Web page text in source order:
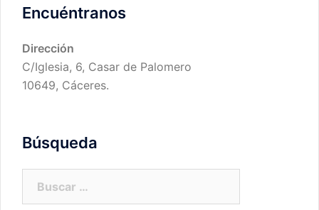
Encuéntranos
Dirección
C/Iglesia, 6, Casar de Palomero
10649, Cáceres.
Búsqueda